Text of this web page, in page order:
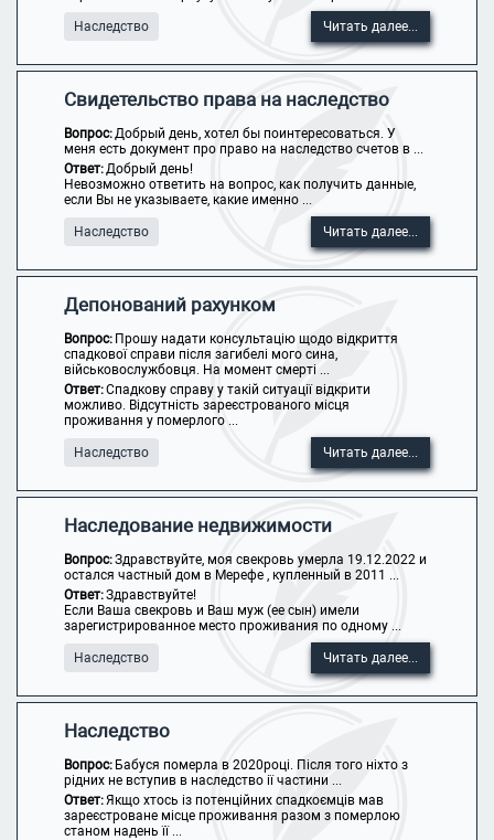
Наследство Читать далее...
Свидетельство права на наследство
Вопрос:Добрый день, хотел бы поинтересоваться. У
меня есть документ про право на наследство счетов в ...
Ответ:Добрый день!
Невозможно ответить на вопрос, как получить данные,
если Вы не указываете, какие именно ...
Наследство Читать далее...
Депонований рахунком
Вопрос: Прошу надати консультацію щодо відкриття
спадкової справи після загибелі мого сина,
військовослужбовця. На момент смерті ...
Ответ:Спадкову справу у такій ситуації відкрити
можливо. Відсутність зареєстрованого місця
проживання у померлого ...
Наследство Читать далее...
Наследование недвижимости
Вопрос:Здравствуйте, моя свекровь умерла 19.12.2022 и
остался частный дом в Мерефе , купленный в 2011 ...
Ответ:Здравствуйте!
Если Ваша свекровь и Ваш муж (ее сын) имели
зарегистрированное место проживания по одному ...
Наследство Читать далее...
Наследство
Вопрос: Бабуся померла в 2020році. Після того ніхто з
рідних не вступив в наследство ії частини ...
Ответ:Якщо хтось із потенційних спадкоємців мав
зареєстроване місце проживання разом з померлою
станом надень її ...